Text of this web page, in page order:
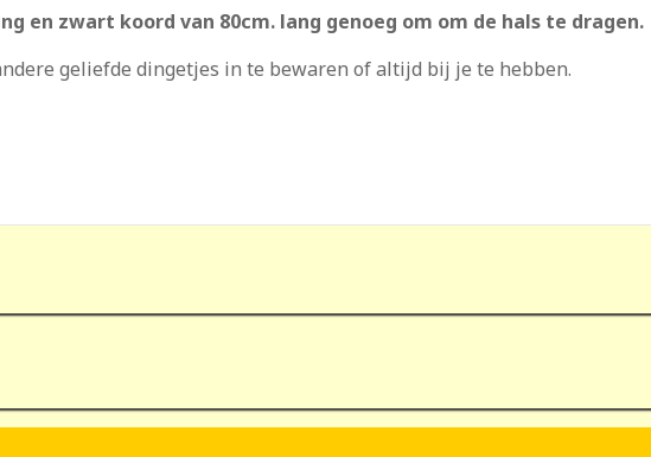
en zwart koord van 80cm. lang genoeg om om de hals te dragen.
geliefde dingetjes in te bewaren of altijd bij je te hebben.